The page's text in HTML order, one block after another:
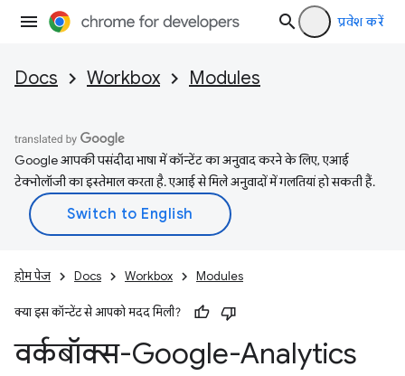
प्रवेश करें
Docs Workbox Modules
Google आपकी पसंदीदा भाषा में कॉन्टेंट का अनुवाद करने के लिए, एआई
टेक्नोलॉजी का इस्तेमाल करता है. एआई से मिले अनुवादों में गलतियां हो सकती हैं.
होम पेज Docs Workbox Modules
क्या इस कॉन्टेंट से आपको मदद मिली?
वर्कबॉक्स-Google-Analytics